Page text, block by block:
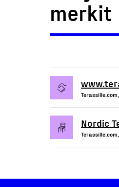
merkit
Nordic